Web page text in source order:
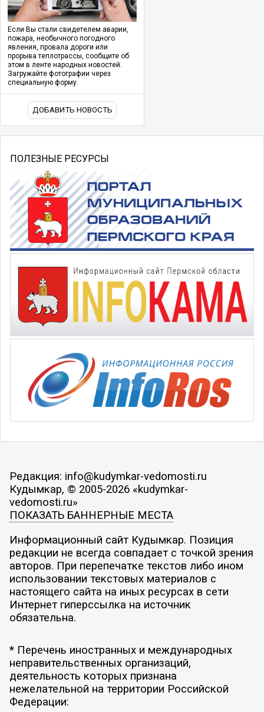
Если Вы стали свидетелем аварии,
пожара, необычного погодного
явления, провала дороги или
прорыва теплотрассы, сообщите об
этом в ленте народных новостей.
Загружайте фотографии через
специальную форму.
ДОБАВИТЬ НОВОСТЬ
ПОЛЕЗНЫЕ РЕСУРСЫ
Редакция: info@kudymkar-vedomosti.ru
Кудымкар, © 2005-2026 «kudymkar-
vedomosti.ru»
ПОКАЗАТЬ БАННЕРНЫЕ МЕСТА
Информационный сайт Кудымкар. Позиция
редакции не всегда совпадает с точкой зрения
авторов. При перепечатке текстов либо ином
использовании текстовых материалов с
настоящего сайта на иных ресурсах в сети
Интернет гиперссылка на источник
обязательна.
* Перечень иностранных и международных
неправительственных организаций,
деятельность которых признана
нежелательной на территории Российской
Федерации: